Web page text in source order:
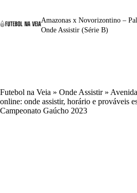
Amazonas x Novorizontino –
Onde Assistir (Série B)
Futebol na Veia » Onde Assistir»
online: onde assistir, horário e prováveis
Campeonato Gaúcho 2023